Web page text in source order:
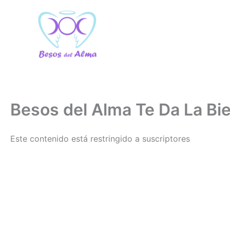
Besos del Alma Te Da La
Este contenido está restringido a suscriptores